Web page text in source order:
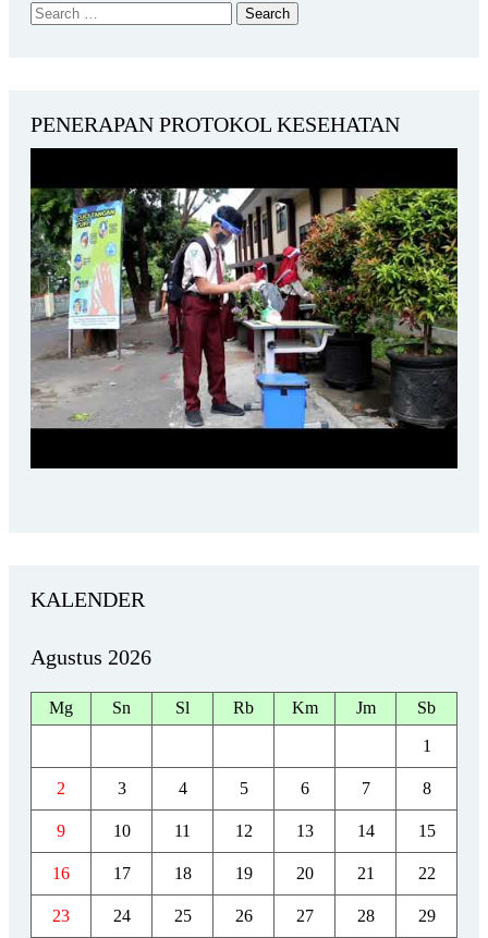
PENERAPAN PROTOKOL KESEHATAN
KALENDER
Agustus 2026
Mg Sn Sl Rb Km Jm Sb
1
2 3 4 5 6 7 8
9 10 11 12 13 14 15
16 17 18 19 20 21 22
23 24 25 26 27 28 29